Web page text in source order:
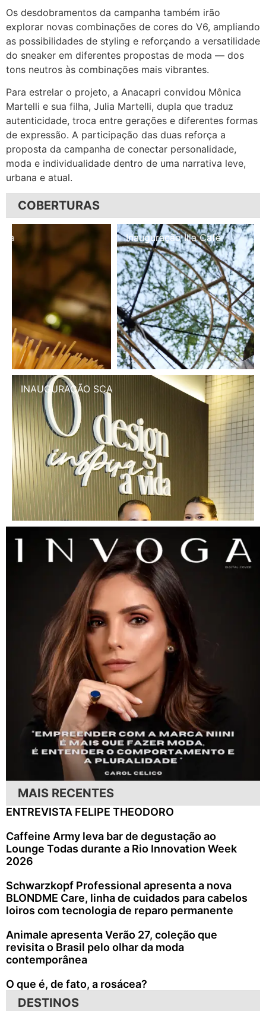
Os desdobramentos da campanha também irão
explorar novas combinações de cores do V6, ampliando
as possibilidades de styling e reforçando a versatilidade
do sneaker em diferentes propostas de moda — dos
tons neutros às combinações mais vibrantes.
Para estrelar o projeto, a Anacapri convidou Mônica
Martelli e sua filha, Julia Martelli, dupla que traduz
autenticidade, troca entre gerações e diferentes formas
de expressão. A participação das duas reforça a
proposta da campanha de conectar personalidade,
moda e individualidade dentro de uma narrativa leve,
urbana e atual.
COBERTURAS
Inauguração Illa Café
INAUGURAÇÃO SCA
MAIS RECENTES
ENTREVISTA FELIPE THEODORO
Caffeine Army leva bar de degustação ao
Lounge Todas durante a Rio Innovation Week
2026
Schwarzkopf Professional apresenta a nova
BLONDME Care, linha de cuidados para cabelos
loiros com tecnologia de reparo permanente
Animale apresenta Verão 27, coleção que
revisita o Brasil pelo olhar da moda
contemporânea
O que é, de fato, a rosácea?
DESTINOS